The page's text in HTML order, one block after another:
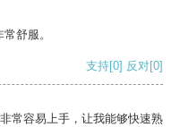
舒服。
支持[0] 反对[0]
常容易上手，让我能够快速熟